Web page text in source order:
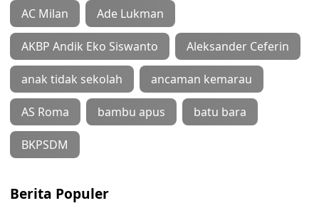
AC Milan Ade Lukman
AKBP Andik Eko Siswanto Aleksander Ceferin
anak tidak sekolah ancaman kemarau
AS Roma bambu apus batu bara
BKPSDM
Berita Populer